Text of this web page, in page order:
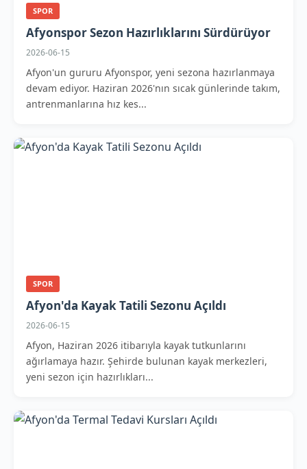
SPOR
Afyonspor Sezon Hazırlıklarını Sürdürüyor
2026-06-15
Afyon'un gururu Afyonspor, yeni sezona hazırlanmaya
devam ediyor. Haziran 2026'nın sıcak günlerinde takım,
antrenmanlarına hız kes...
SPOR
Afyon'da Kayak Tatili Sezonu Açıldı
2026-06-15
Afyon, Haziran 2026 itibarıyla kayak tutkunlarını
ağırlamaya hazır. Şehirde bulunan kayak merkezleri,
yeni sezon için hazırlıkları...